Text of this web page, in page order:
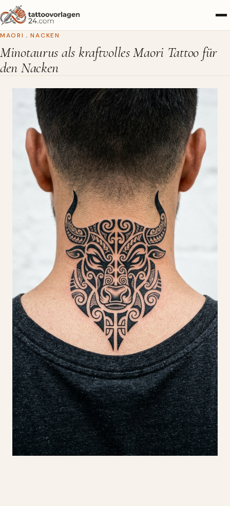
MAORI , NACKEN
Minotaurus als kraftvolles Maori Tattoo für
den Nacken